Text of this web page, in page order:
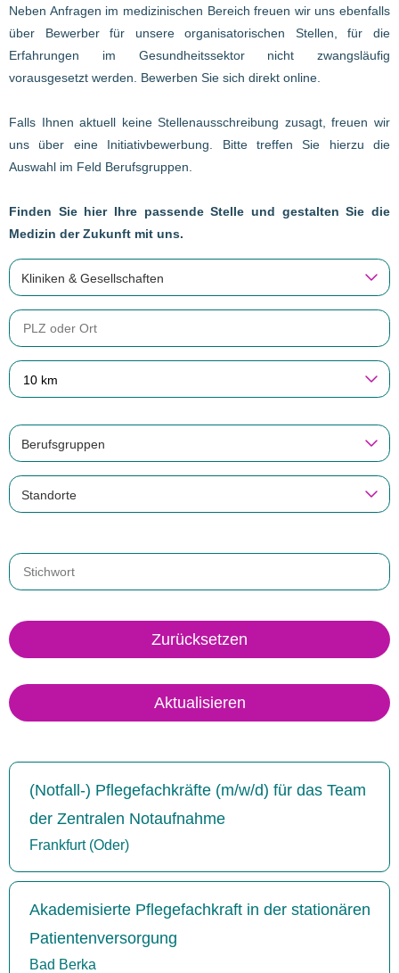
Neben Anfragen im medizinischen Bereich freuen wir uns ebenfalls
über Bewerber für unsere organisatorischen Stellen, für die
Erfahrungen im Gesundheitssektor nicht zwangsläufig
vorausgesetzt werden. Bewerben Sie sich direkt online.
Falls Ihnen aktuell keine Stellenausschreibung zusagt, freuen wir
uns über eine Initiativbewerbung. Bitte treffen Sie hierzu die
Auswahl im Feld Berufsgruppen.
Finden Sie hier Ihre passende Stelle und gestalten Sie die
Medizin der Zukunft mit uns.
Kliniken & Gesellschaften
10 km
Berufsgruppen
Standorte
Zurücksetzen
Aktualisieren
(Notfall-) Pflegefachkräfte (m/w/d) für das Team
der Zentralen Notaufnahme
Frankfurt (Oder)
Akademisierte Pflegefachkraft in der stationären
Patientenversorgung
Bad Berka